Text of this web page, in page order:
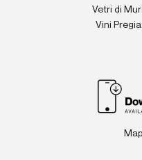
Vetri di
Vini